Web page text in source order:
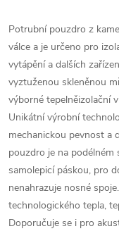
Potrubní pouzdro z
válce a je určeno pro
vytápění a dalších
vyztuženou skleněnou
výborné tepelněizolační
Unikátní výrobní
mechanickou pevnost a
pouzdro je na
samolepicí páskou, pro
nenahrazuje nosné
technologického tepla,
Doporučuje se i pro